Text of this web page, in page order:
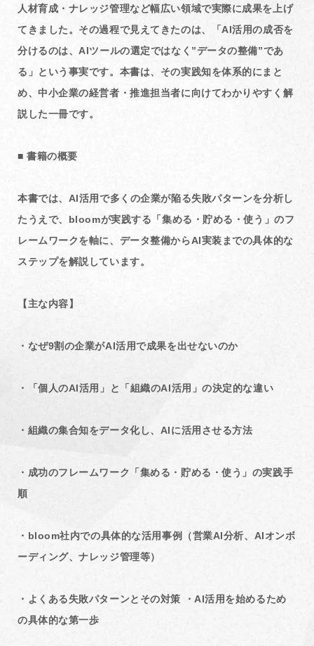
人材育成・ナレッジ管理など幅広い領域で実際に成果を上げ
てきました。その過程で見えてきたのは、「AI活用の成否を
分けるのは、AIツールの選定ではなく”データの整備”であ
る」という事実です。本書は、その実践知を体系的にまと
め、中小企業の経営者・推進担当者に向けてわかりやすく解
説した一冊です。
■ 書籍の概要
本書では、AI活用で多くの企業が陥る失敗パターンを分析し
たうえで、bloomが実践する「集める・貯める・使う」のフ
レームワークを軸に、データ整備からAI実装までの具体的な
ステップを解説しています。
【主な内容】
・なぜ9割の企業がAI活用で成果を出せないのか
・「個人のAI活用」と「組織のAI活用」の決定的な違い
・組織の集合知をデータ化し、AIに活用させる方法
・成功のフレームワーク「集める・貯める・使う」の実践手
順
・bloom社内での具体的な活用事例（営業AI分析、AIオンボ
ーディング、ナレッジ管理等）
・よくある失敗パターンとその対策 ・AI活用を始めるため
の具体的な第一歩